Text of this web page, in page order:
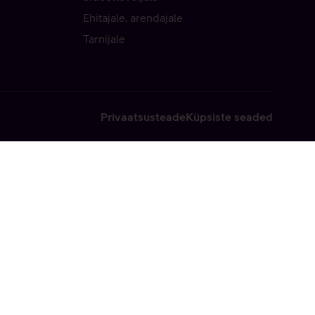
Ehitajale, arendajale
Tarnijale
PrivaatsusteadeKüpsiste seaded